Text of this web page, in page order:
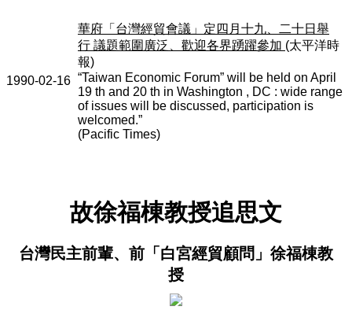
1990-02-16
華府「台灣經貿會議」定四月十九、二十日舉
行 議題範圍廣泛、歡迎各界踴躍參加 (太平洋時
報)
“Taiwan Economic Forum” will be held on April
19 th and 20 th in Washington , DC : wide range
of issues will be discussed, participation is
welcomed.”
(Pacific Times)
故徐福棟教授追思文
台灣民主前輩、前「白宮經貿顧問」徐福棟教
授